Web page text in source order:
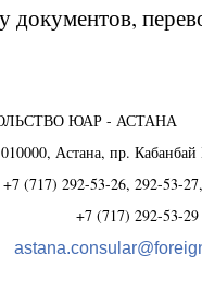
документов,
ЮАР - АСТАНА
010000, Астана, пр. Кабанбай
+7 (717) 292-53-26, 292-53-
+7 (717) 292-53-29